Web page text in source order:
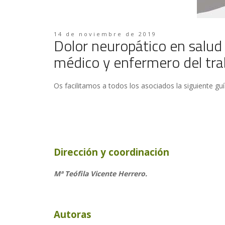
14 de noviembre de 2019
Dolor neuropático en
médico y enfermero del
Os facilitamos a todos los asociados la siguiente
Dirección y coordinación
Mª Teófila Vicente Herrero.
Autoras